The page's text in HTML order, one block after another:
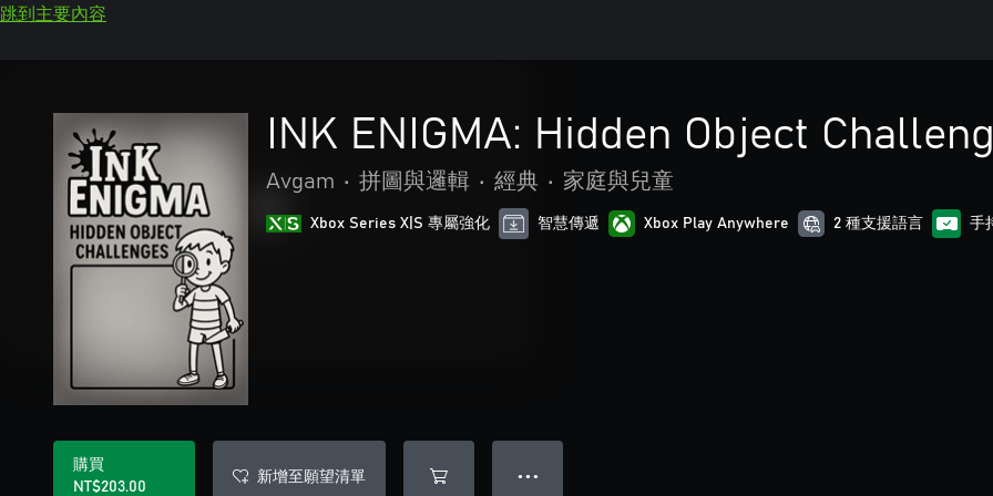
跳到主要內容
INK ENIGMA: Hidden Object
Avgam • 拼圖與邏輯 • 經典 • 家庭與兒童
Xbox Series X|S 專屬強化 智慧傳遞 Xbox Play Anywhere 2 種支援語言 手
購買
NT$203.00
新增至願望清單 ● ● ●